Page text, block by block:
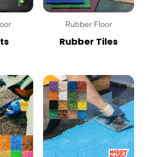
Rubber Floor
Rubber Tiles